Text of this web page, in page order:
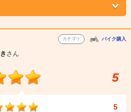
カテゴリ バイク購入
さん
5
5